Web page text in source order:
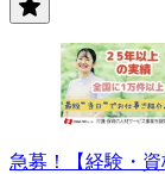
急募！【経験・